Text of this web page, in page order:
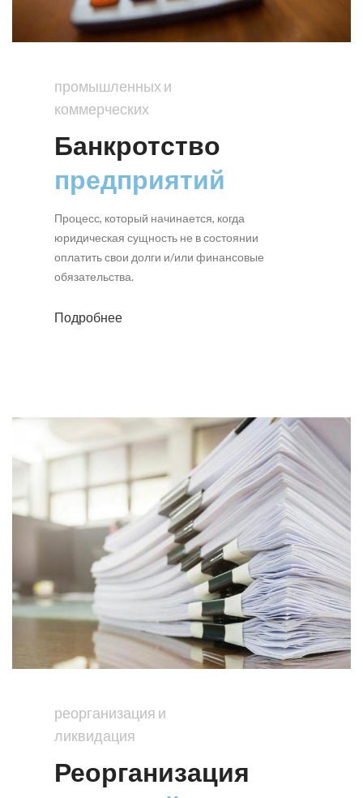
промышленных и
коммерческих
Банкротство
предприятий
Процесс, который начинается, когда
юридическая сущность не в состоянии
оплатить свои долги и/или финансовые
обязательства.
Подробнее
реорганизация и
ликвидация
Реорганизация